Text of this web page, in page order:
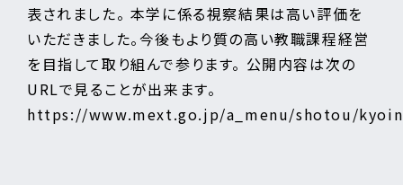
表されました。 本学に係る視察結果は高い評価を
いただきました。今後もより質の高い教職課程経営
を目指して取り組んで参ります。 公開内容は次の
URLで見ることが出来ます。
https://www.mext.go.jp/a_menu/shotou/